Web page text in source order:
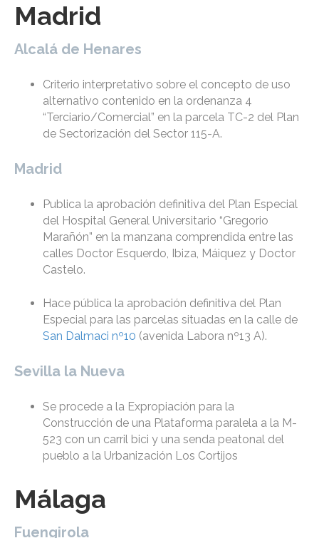
Madrid
Alcalá de Henares
Criterio interpretativo sobre el concepto de uso
alternativo contenido en la ordenanza 4
“Terciario/Comercial” en la parcela TC-2 del Plan
de Sectorización del Sector 115-A.
Madrid
Publica la aprobación definitiva del Plan Especial
del Hospital General Universitario “Gregorio
Marañón” en la manzana comprendida entre las
calles Doctor Esquerdo, Ibiza, Máiquez y Doctor
Castelo.
Hace pública la aprobación definitiva del Plan
Especial para las parcelas situadas en la calle de
San Dalmaci nº10 (avenida Labora nº13 A).
Sevilla la Nueva
Se procede a la Expropiación para la
Construcción de una Plataforma paralela a la M-
523 con un carril bici y una senda peatonal del
pueblo a la Urbanización Los Cortijos
Málaga
Fuengirola